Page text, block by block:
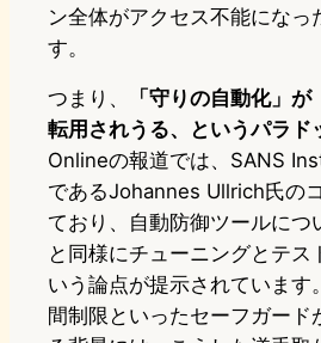
ン全体がアクセス不能になっ
す。
つまり、
「守りの自動化」
転用されうる、というパラド
Onlineの報道では、SANS
であるJohannes Ullrich氏の
ており、自動防御ツールにつ
と同様にチューニングとテス
いう論点が提示されています
間制限といったセーフガード